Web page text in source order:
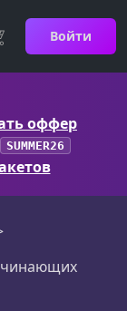
Войти
оффер
SUMMER26